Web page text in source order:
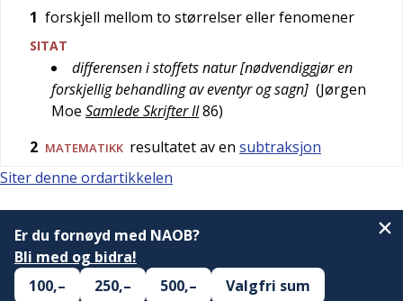
1 forskjell mellom to størrelser eller fenomener
SITAT
differensen i stoffets natur [nødvendiggjør en
forskjellig behandling av eventyr og sagn] (Jørgen
Moe Samlede Skrifter II86)
2 MATEMATIKK resultatet av en subtraksjon
Siter denne ordartikkelen
Er du fornøyd med NAOB?
Bli med og bidra!
100,–
250,– 500,– Valgfri sum